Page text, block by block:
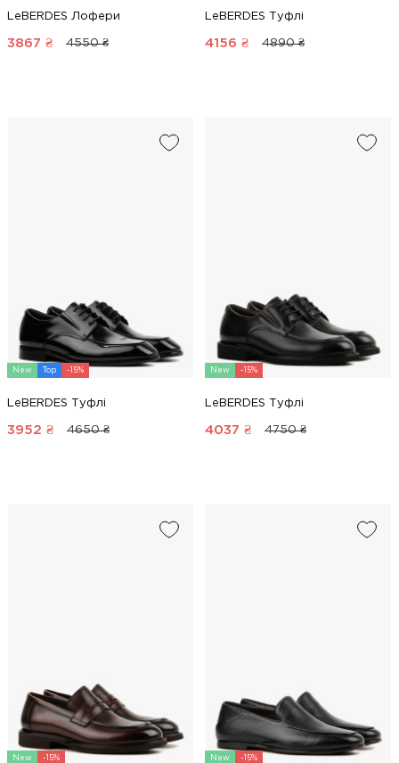
LeBERDES Лофери
3867 ₴ 4550 ₴
LeBERDES Туфлі
4156 ₴ 4890 ₴
New Top -15%
LeBERDES Туфлі
3952 ₴ 4650 ₴
New -15%
LeBERDES Туфлі
4037 ₴ 4750 ₴
New -15% New -15%